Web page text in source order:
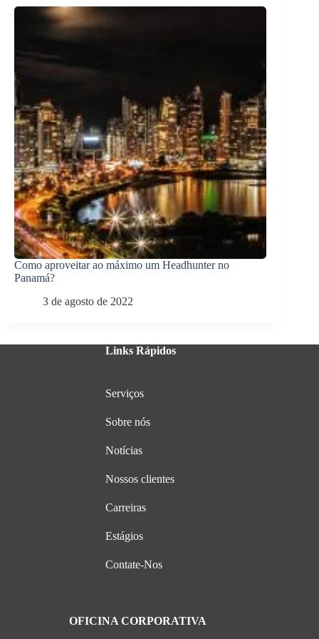
Como aproveitar ao máximo um Headhunter no
Panamá?
3 de agosto de 2022
Links Rápidos
Serviços
Sobre nós
Notícias
Nossos clientes
Carreiras
Estágios
Contate-Nos
OFICINA CORPORATIVA